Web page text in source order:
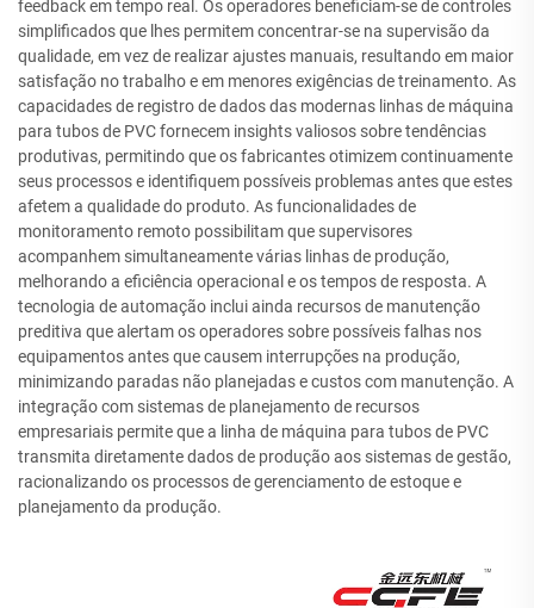
feedback em tempo real. Os operadores beneficiam-se de controles
simplificados que lhes permitem concentrar-se na supervisão da
qualidade, em vez de realizar ajustes manuais, resultando em maior
satisfação no trabalho e em menores exigências de treinamento. As
capacidades de registro de dados das modernas linhas de máquina
para tubos de PVC fornecem insights valiosos sobre tendências
produtivas, permitindo que os fabricantes otimizem continuamente
seus processos e identifiquem possíveis problemas antes que estes
afetem a qualidade do produto. As funcionalidades de
monitoramento remoto possibilitam que supervisores
acompanhem simultaneamente várias linhas de produção,
melhorando a eficiência operacional e os tempos de resposta. A
tecnologia de automação inclui ainda recursos de manutenção
preditiva que alertam os operadores sobre possíveis falhas nos
equipamentos antes que causem interrupções na produção,
minimizando paradas não planejadas e custos com manutenção. A
integração com sistemas de planejamento de recursos
empresariais permite que a linha de máquina para tubos de PVC
transmita diretamente dados de produção aos sistemas de gestão,
racionalizando os processos de gerenciamento de estoque e
planejamento da produção.